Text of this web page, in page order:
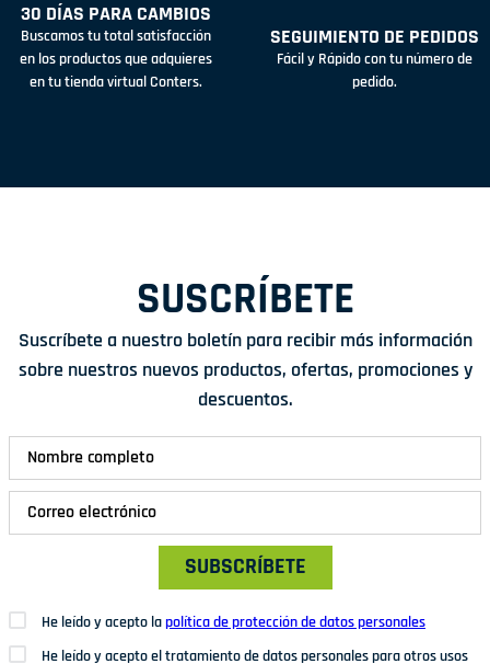
30 DÍAS PARA CAMBIOS
Buscamos tu total satisfacción
en los productos que adquieres
en tu tienda virtual Conters.
SEGUIMIENTO DE PEDIDOS
Fácil y Rápido con tu número de
pedido.
SUSCRÍBETE
Suscríbete a nuestro boletín para recibir más información
sobre nuestros nuevos productos, ofertas, promociones y
descuentos.
SUBSCRÍBETE
He leído y acepto lapolítica de protección de datos personales
He leído y acepto el tratamiento de datos personales para otros usos